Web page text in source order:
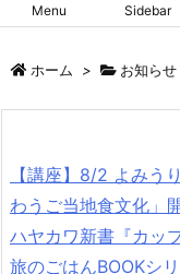
Menu Sidebar
ホーム > お知らせ
【講座】8/2 よみう
わうご当地食文化」
ハヤカワ新書『カッ
旅のごはんBOOKシ